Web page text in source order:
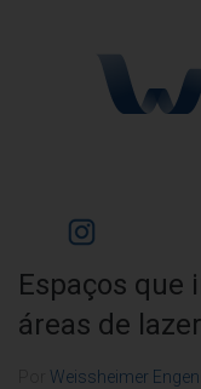
Espaços que
áreas de
Weissheimer